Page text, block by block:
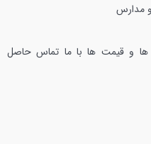
مدارس
ها و قيمت ها با ما تماس حاصل